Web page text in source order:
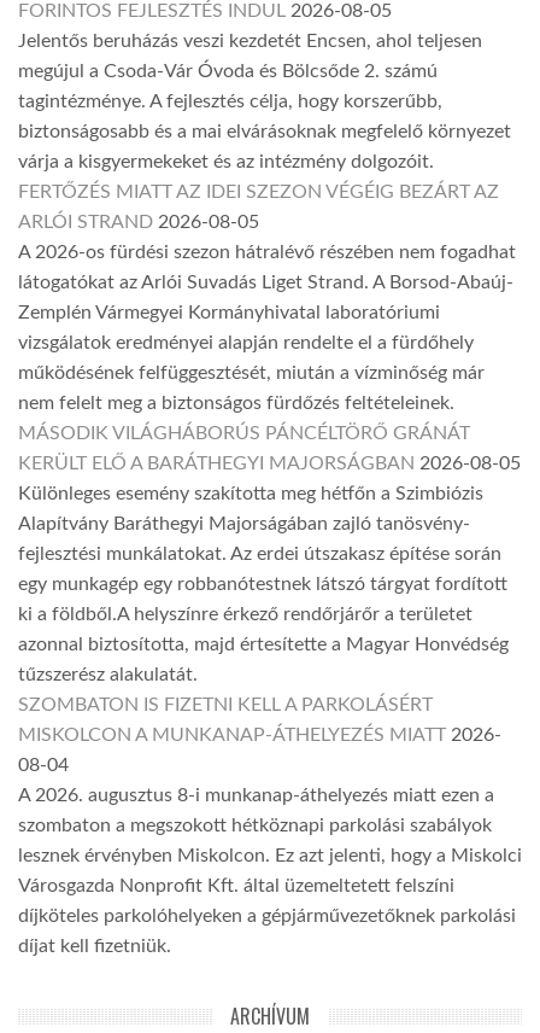
FORINTOS FEJLESZTÉS INDUL 2026-08-05
Jelentős beruházás veszi kezdetét Encsen, ahol teljesen
megújul a Csoda-Vár Óvoda és Bölcsőde 2. számú
tagintézménye. A fejlesztés célja, hogy korszerűbb,
biztonságosabb és a mai elvárásoknak megfelelő környezet
várja a kisgyermekeket és az intézmény dolgozóit.
FERTŐZÉS MIATT AZ IDEI SZEZON VÉGÉIG BEZÁRT AZ
ARLÓI STRAND 2026-08-05
A 2026-os fürdési szezon hátralévő részében nem fogadhat
látogatókat az Arlói Suvadás Liget Strand. A Borsod-Abaúj-
Zemplén Vármegyei Kormányhivatal laboratóriumi
vizsgálatok eredményei alapján rendelte el a fürdőhely
működésének felfüggesztését, miután a vízminőség már
nem felelt meg a biztonságos fürdőzés feltételeinek.
MÁSODIK VILÁGHÁBORÚS PÁNCÉLTÖRŐ GRÁNÁT
KERÜLT ELŐ A BARÁTHEGYI MAJORSÁGBAN 2026-08-05
Különleges esemény szakította meg hétfőn a Szimbiózis
Alapítvány Baráthegyi Majorságában zajló tanösvény-
fejlesztési munkálatokat. Az erdei útszakasz építése során
egy munkagép egy robbanótestnek látszó tárgyat fordított
ki a földből.A helyszínre érkező rendőrjárőr a területet
azonnal biztosította, majd értesítette a Magyar Honvédség
tűzszerész alakulatát.
SZOMBATON IS FIZETNI KELL A PARKOLÁSÉRT
MISKOLCON A MUNKANAP-ÁTHELYEZÉS MIATT 2026-
08-04
A 2026. augusztus 8-i munkanap-áthelyezés miatt ezen a
szombaton a megszokott hétköznapi parkolási szabályok
lesznek érvényben Miskolcon. Ez azt jelenti, hogy a Miskolci
Városgazda Nonprofit Kft. által üzemeltetett felszíni
díjköteles parkolóhelyeken a gépjárművezetőknek parkolási
díjat kell fizetniük.
ARCHÍVUM